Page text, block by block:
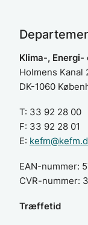
Klima-,
Holmens Kanal
DK-1060
T: 33 92 28 00
F: 33 92 28 01
E:
EAN-nummer:
CVR-nummer:
Træffetid